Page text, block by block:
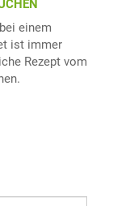
einem
ist immer
Rezept vom